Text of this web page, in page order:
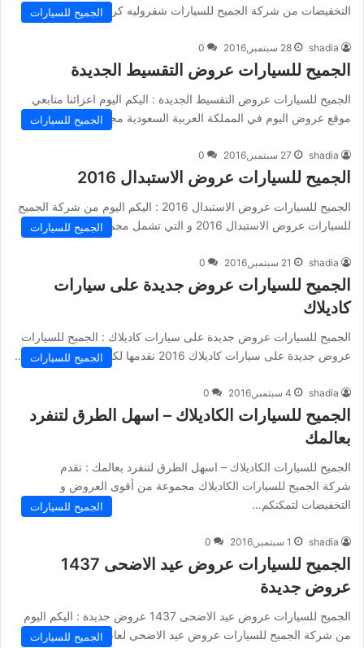
التخفيضات من شركة الجميح للسيارات شفروليه كروز 2017 و…الجميح للسيارات
shadia 28 سبتمبر,2016 0
الجميح للسيارات عروض التقسيط الجديدة
الجميح للسيارات عروض التقسيط الجديدة : اليكم اليوم اعزائنا متابعي
موقع عروض اليوم في المملكة العربية السعودية مجموعة من أقوى…
الجميح للسيارات
shadia 27 سبتمبر,2016 0
الجميح للسيارات عروض الاستبدال 2016
الجميح للسيارات عروض الاستبدال 2016 : اليكم اليوم من شركة الجميح
للسيارات عروض الاستبدال 2016 و التي تشمل مجموعة من برامج…
الجميح للسيارات
shadia 21 سبتمبر,2016 0
الجميح للسيارات عروض جديدة على سيارات
كاديلاك
الجميح للسيارات عروض جديدة على سيارات كاديلاك : الجميح للسيارات
عروض جديدة على سيارات كاديلاك 2016 نقدمها لكم من موقع عروض…
الجميح للسيارات
shadia 4 سبتمبر,2016 0
الجميح للسيارات الكاديلاك – اسهل الطرق لتنفرد
بعالمك
الجميح للسيارات الكاديلاك – اسهل الطرق لتنفرد بعالمك : تقدم
شركة الجميح للسيارات الكاديلاك مجموعة من أقوى العروض و
التخفيضات لتمكنكم…
الجميح للسيارات
shadia 1 سبتمبر,2016 0
الجميح للسيارات عروض عيد الاضحى 1437
عروض جديدة
الجميح للسيارات عروض عيد الاضحى 1437 عروض جديدة : اليكم اليوم
من شركة الجميح للسيارات عروض عيد الاضحى لعام 1437 و… الجميح للسيارات